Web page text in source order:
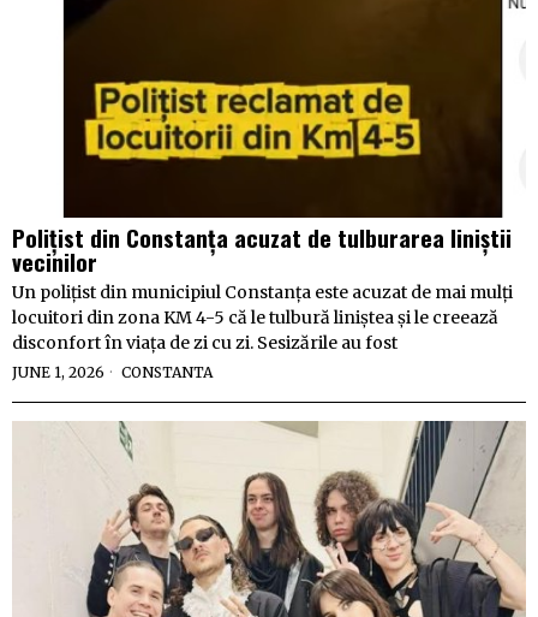
Polițist din Constanța acuzat de tulburarea liniștii
vecinilor
Un polițist din municipiul Constanța este acuzat de mai mulți
locuitori din zona KM 4-5 că le tulbură liniștea și le creează
disconfort în viața de zi cu zi. Sesizările au fost
JUNE 1, 2026 CONSTANTA